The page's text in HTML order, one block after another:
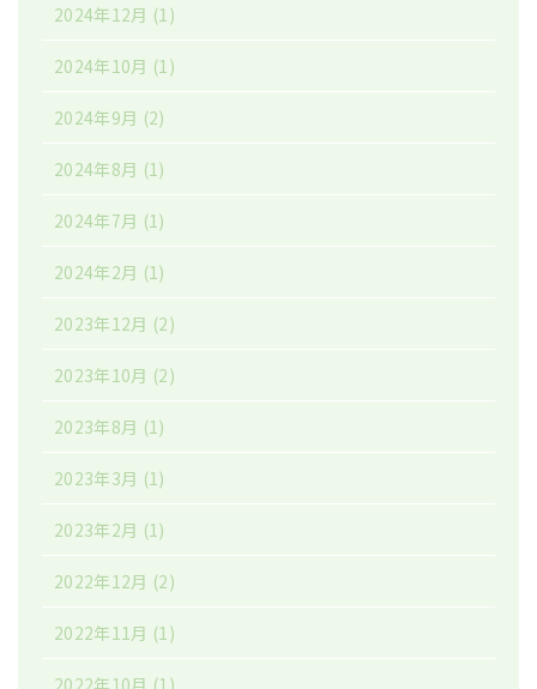
2024年12月 (1)
2024年10月 (1)
2024年9月 (2)
2024年8月 (1)
2024年7月 (1)
2024年2月 (1)
2023年12月 (2)
2023年10月 (2)
2023年8月 (1)
2023年3月 (1)
2023年2月 (1)
2022年12月 (2)
2022年11月 (1)
2022年10月 (1)